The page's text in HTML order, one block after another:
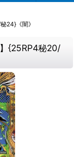
24}《闇》
{25RP4秘20/